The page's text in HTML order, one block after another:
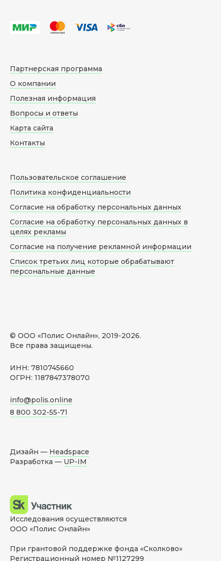
© ООО «Полис Онлайн», 2019-2026.
Все права защищены.
ИНН: 7810745660
ОГРН: 1187847378070
info@polis.online
8 800 302-55-71
Партнерская программа
О компании
Полезная информация
Вопросы и ответы
Карта сайта
Контакты
Пользовательское соглашение
Политика конфиденциальности
Согласие на обработку персональных данных
Согласие на обработку персональных данных в
целях рекламы
Согласие на получение рекламной информации
Список третьих лиц которые обрабатывают
персональные данные
Дизайн — Headspace
Разработка — UP-IM
Исследования осуществляются
ООО «Полис Онлайн»
При грантовой поддержке фонда «Сколково»
Регистрационный номер №1127299